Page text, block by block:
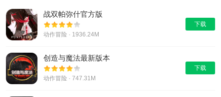
战双帕弥什官方版
动作冒险 · 1936.24M
下载
创造与魔法最新版本
动作冒险 · 747.31M
下载